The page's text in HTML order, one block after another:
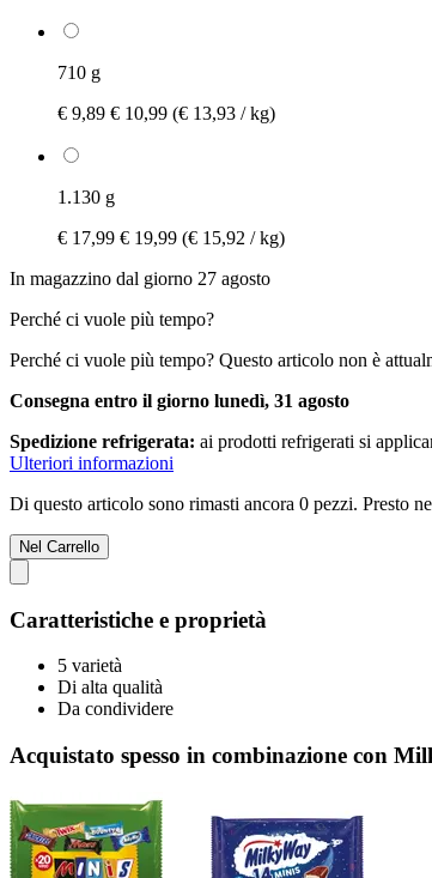
710 g
€ 9,89 € 10,99 (€ 13,93 / kg)
1.130 g
€ 17,99 € 19,99 (€ 15,92 / kg)
In magazzino dal giorno 27 agosto
Perché ci vuole più tempo?
Perché ci vuole più tempo? Questo articolo non è
Consegna entro il giorno lunedì, 31 agosto
Spedizione refrigerata: ai prodotti refrigerati si
Ulteriori informazioni
Di questo articolo sono rimasti ancora 0 pezzi. Presto
Nel Carrello
Caratteristiche e proprietà
5 varietà
Di alta qualità
Da condividere
Acquistato spesso in combinazione con